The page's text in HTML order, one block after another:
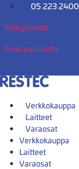
Mene
05 223 2400
Yhteystiedot
Anna palautetta
Verkkokauppa
Laitteet
Varaosat
Verkkokauppa
Laitteet
Varaosat